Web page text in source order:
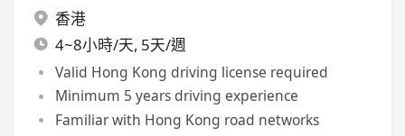
香港
4~8小時/天, 5天/週
Valid Hong Kong driving license required
Minimum 5 years driving experience
Familiar with Hong Kong road networks